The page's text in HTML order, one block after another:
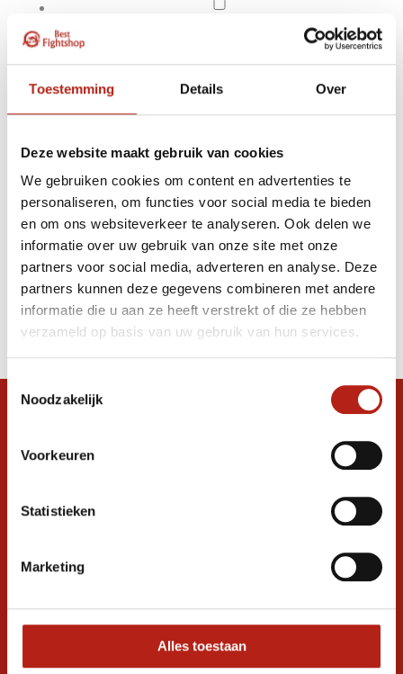
Toestemming Details Over
Deze website maakt gebruik van cookies
We gebruiken cookies om content en advertenties te
personaliseren, om functies voor social media te bieden
en om ons websiteverkeer te analyseren. Ook delen we
informatie over uw gebruik van onze site met onze
partners voor social media, adverteren en analyse. Deze
partners kunnen deze gegevens combineren met andere
informatie die u aan ze heeft verstrekt of die ze hebben
verzameld op basis van uw gebruik van hun services.
Toestemmingsselectie
Noodzakelijk
Voorkeuren
Statistieken
Marketing
Alles toestaan
Apply filters
Producten getagd met
Scheenwreef
beschermers rood
Producten
Filter
Stel je vraag in de chat, en we helpen je
graag verder. 24/7
Volg ons
promoties